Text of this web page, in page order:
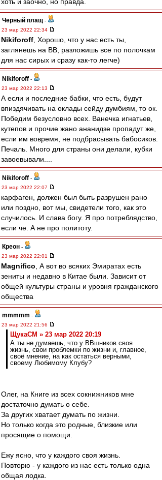
Черный плащ -
23 мар 2022 22:34
Nikiforoff , Хорошо, что у нас есть ты,
заглянешь на ВВ, разложишь все по полочкам
для нас сирых и сразу как-то легче)
Nikiforoff -
23 мар 2022 22:13
А если и последние бабки, что есть, будут
впиздячивать на оклады сейду думбиям, то ок.
Победим безусловно всех. Ванечка игнатьев,
кутепов и прочие жано ананидзе пропадут же,
если им вовремя, не подбрасывать бабосиков.
Печаль. Много для страны они делали, кубки
завоевывали....
Nikiforoff -
23 мар 2022 22:07
карфаген, должен был быть разрушен рано
или поздно, вот мы, свидетели того, как это
случилось. И слава богу. Я про потреблядство,
если че. А не про политоту.
Креон -
23 мар 2022 22:01
Magnifico , А вот во всяких Эмиратах есть
зениты и недавно в Китае были. Зависит от
общей культуры страны и уровня гражданского
общества
mmmmm -
23 мар 2022 21:56
ЩукаСМ » 23 мар 2022 20:19
А ты не думаешь, что у ВВшников своя
жизнь, свои проблемки по жизни и, главное,
своё мнение, на как остаться верными,
своему Любимому Клубу?
Олег, на Книге из всех сокнижников мне
достаточно думать о себе.
За других хватает думать по жизни.
Но только когда это родные, близкие или
просящие о помощи.
Ежу ясно, что у каждого своя жизнь.
Повторю - у каждого из нас есть только одна
общая лодка.